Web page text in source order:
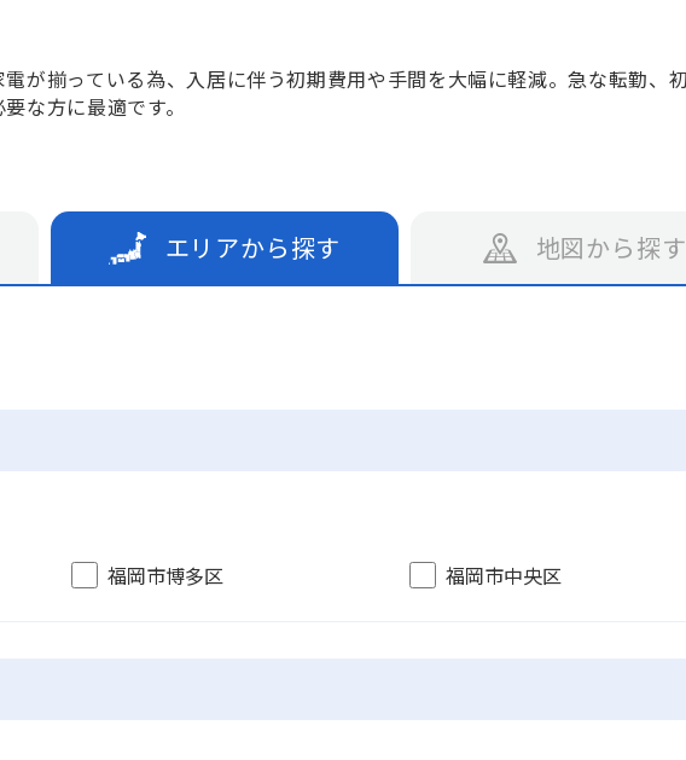
が揃っている為、入居に伴う初期費用や手間を大幅に軽減。急な転勤、
な方に最適です。
エリアから探す 地図から探す
福岡市博多区 福岡市中央区